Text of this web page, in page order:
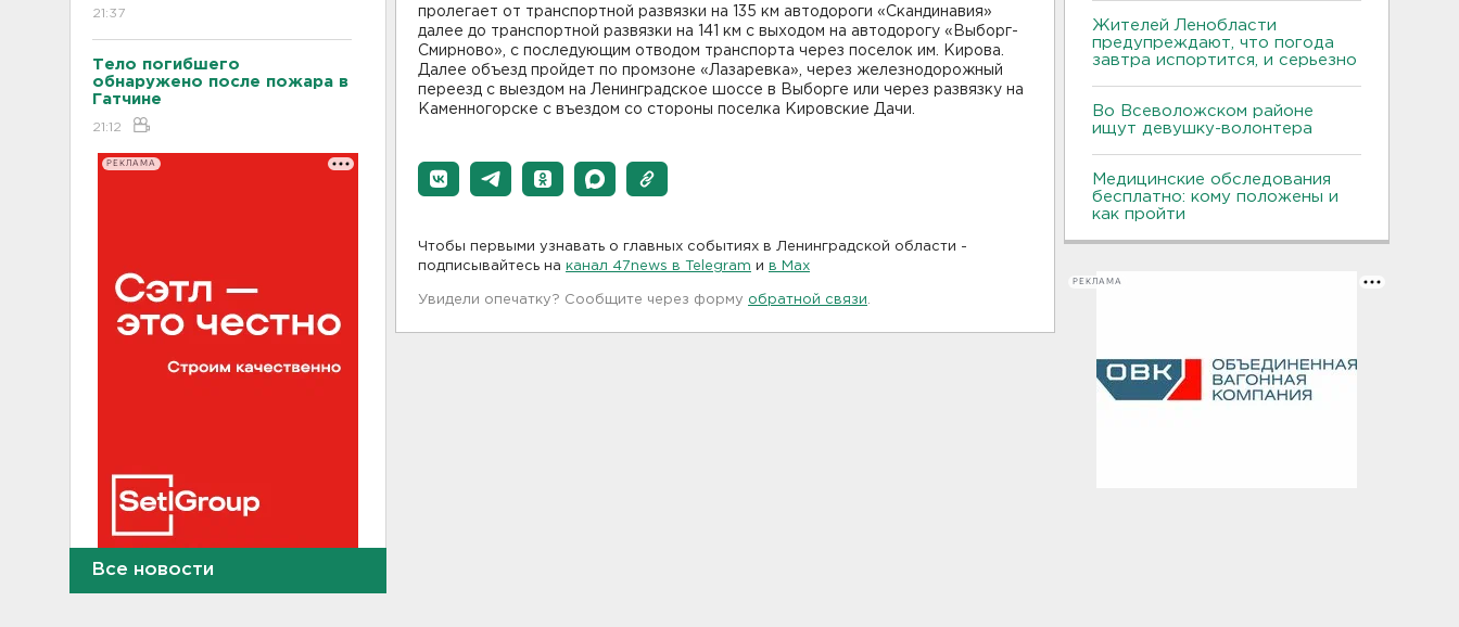
21:37
Тело погибшего
обнаружено после пожара в
Гатчине
21:12
РЕКЛАМА
Все новости
пролегает от транспортной развязки на 135 км автодороги «Скандинавия»
далее до транспортной развязки на 141 км с выходом на автодорогу «Выборг-
Смирново», с последующим отводом транспорта через поселок им. Кирова.
Далее объезд пройдет по промзоне «Лазаревка», через железнодорожный
переезд с выездом на Ленинградское шоссе в Выборге или через развязку на
Каменногорске с въездом со стороны поселка Кировские Дачи.
Чтобы первыми узнавать о главных событиях в Ленинградской области -
подписывайтесь на канал 47news в Telegram и в Maх
Увидели опечатку? Сообщите через форму обратной связи
Жителей Ленобласти
предупреждают, что погода
завтра испортится, и серьезно
Во Всеволожском районе
ищут девушку-волонтера
Медицинские обследования
бесплатно: кому положены и
как пройти
РЕКЛАМА